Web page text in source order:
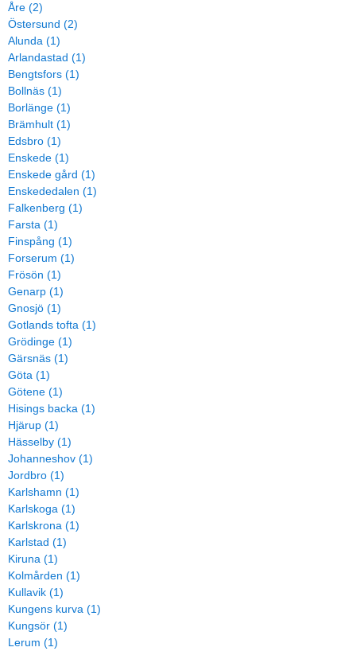
Åre (2)
Östersund (2)
Alunda (1)
Arlandastad (1)
Bengtsfors (1)
Bollnäs (1)
Borlänge (1)
Brämhult (1)
Edsbro (1)
Enskede (1)
Enskede gård (1)
Enskededalen (1)
Falkenberg (1)
Farsta (1)
Finspång (1)
Forserum (1)
Frösön (1)
Genarp (1)
Gnosjö (1)
Gotlands tofta (1)
Grödinge (1)
Gärsnäs (1)
Göta (1)
Götene (1)
Hisings backa (1)
Hjärup (1)
Hässelby (1)
Johanneshov (1)
Jordbro (1)
Karlshamn (1)
Karlskoga (1)
Karlskrona (1)
Karlstad (1)
Kiruna (1)
Kolmården (1)
Kullavik (1)
Kungens kurva (1)
Kungsör (1)
Lerum (1)